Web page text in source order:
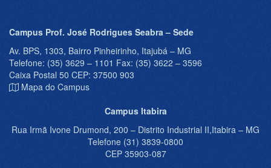
Campus Prof. José Rodrigues Seabra – Sede
Av. BPS, 1303, Bairro Pinheirinho, Itajubá – MG
Telefone: (35) 3629 – 1101 Fax: (35) 3622 – 3596
Caixa Postal 50 CEP: 37500 903
Mapa do Campus
Campus Itabira
Rua Irmã Ivone Drumond, 200 – Distrito Industrial II,Itabira – MG
Telefone (31) 3839-0800
CEP 35903-087